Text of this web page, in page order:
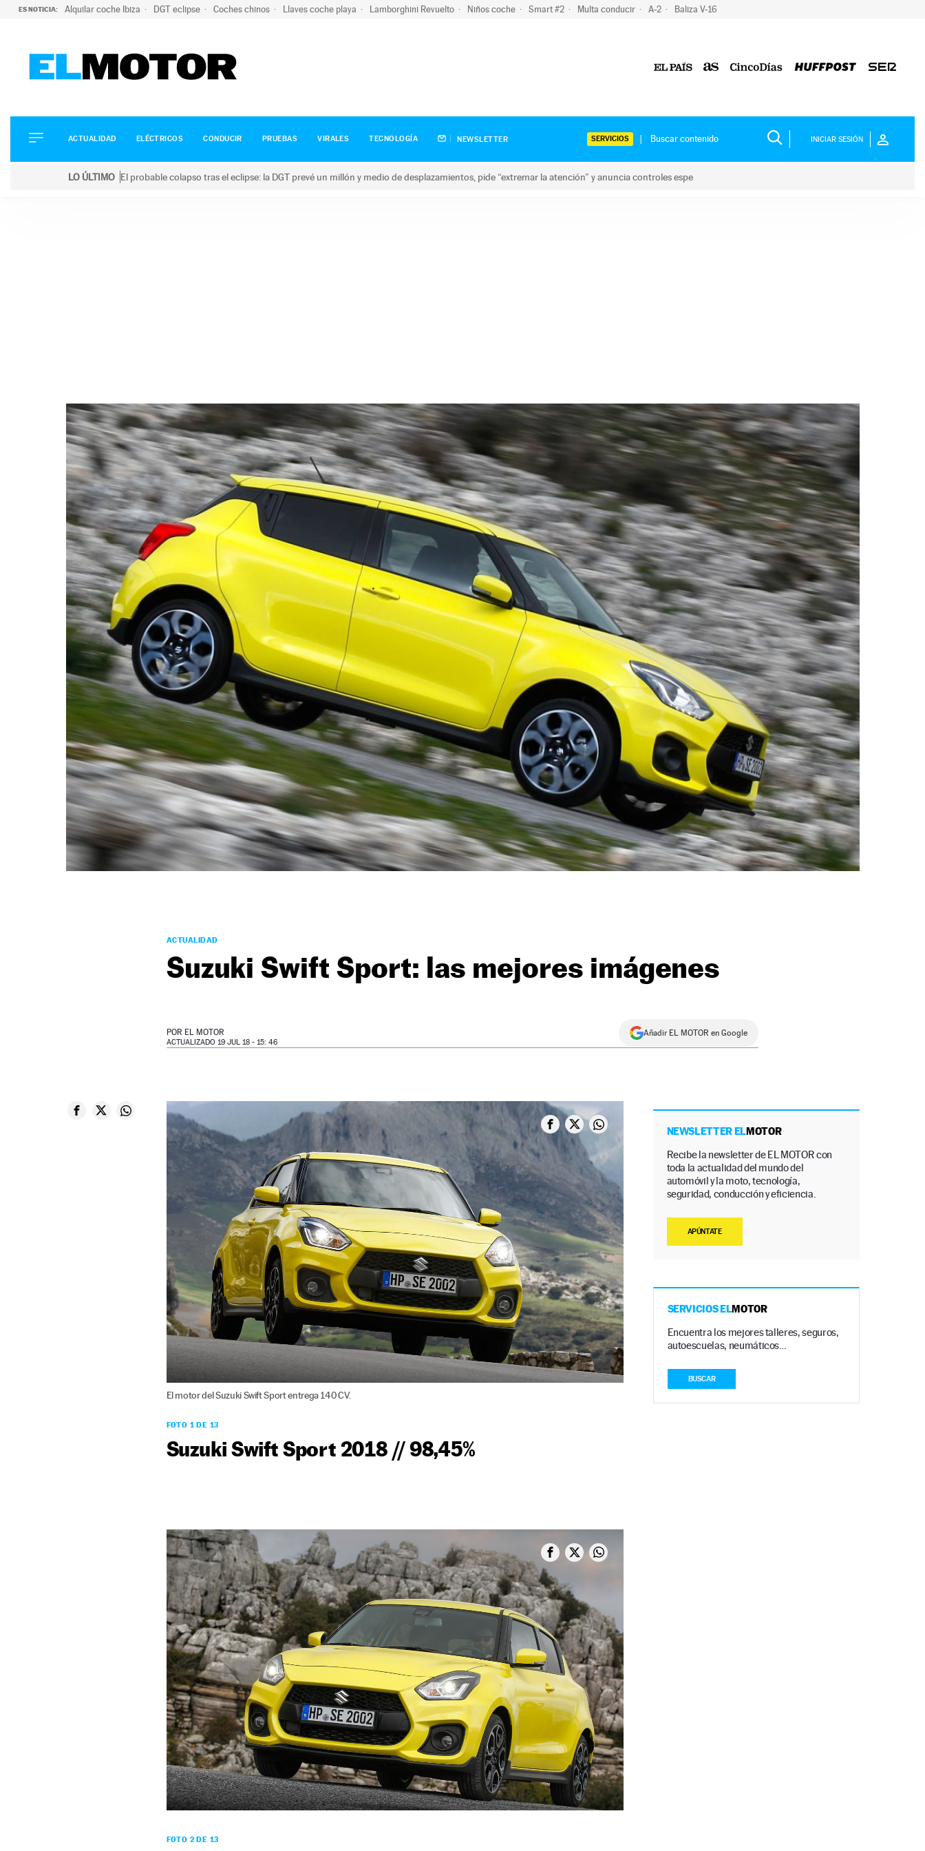
ES NOTICIA: Alquilar coche Ibiza DGT eclipse Coches chinos Llaves coche playa Lamborghini Revuelto Niños coche Smart #2 Multa conducir A-2 Baliza V-16
ELÉCTRICOS
CONDUCIR
ACTUALIDAD ELÉCTRICOS CONDUCIR PRUEBAS VIRALES TECNOLOGÍA NEWSLETTER SERVICIOS INICIAR SESIÓN
LO ÚLTIMO El probable colapso tras el eclipse: la DGT prevé un millón y medio de desplazamientos, pide “extremar la atención” y anuncia controles espe
ACTUALIDAD
Suzuki Swift Sport: las mejores imágenes
POR EL MOTOR
ACTUALIZADO 19 JUL 18 - 15: 46
Añadir EL MOTOR en Google
El motor del Suzuki Swift Sport entrega 140 CV.
FOTO 1 DE 13
Suzuki Swift Sport 2018 // 98,45%
FOTO 2 DE 13
NEWSLETTER ELMOTOR
Recibe la newsletter de EL MOTOR con
toda la actualidad del mundo del
automóvil y la moto, tecnología,
seguridad, conducción y eficiencia.
APÚNTATE
SERVICIOS ELMOTOR
Encuentra los mejores talleres, seguros,
autoescuelas, neumáticos…
BUSCAR